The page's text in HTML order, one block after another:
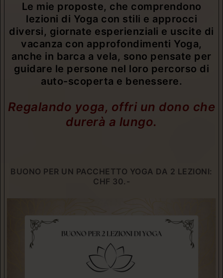
Le mie proposte, che comprendono
lezioni di Yoga con stili e approcci
diversi, giornate esperienziali e uscite di
vacanza con approfondimenti Yoga,
anche in barca a vela, sono pensate per
guidare le persone nel loro percorso di
auto-scoperta e benessere.
Regalando yoga, offri un dono che
durerà a lungo.
BUONO PER UN PACCHETTO YOGA DA 2 LEZIONI:
CHF 30.-